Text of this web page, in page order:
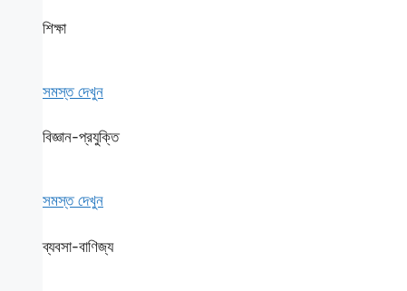
শিক্ষা
সমস্ত দেখুন
বিজ্ঞান-প্রযুক্তি
সমস্ত দেখুন
ব্যবসা-বাণিজ্য